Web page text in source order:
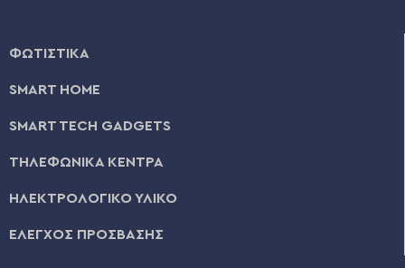
ΦΩΤΙΣΤΙΚΑ
SMART HOME
SMART TECH GADGETS
ΤΗΛΕΦΩΝΙΚΑ ΚΕΝΤΡΑ
ΗΛΕΚΤΡΟΛΟΓΙΚΟ ΥΛΙΚΟ
ΕΛΕΓΧΟΣ ΠΡΟΣΒΑΣΗΣ